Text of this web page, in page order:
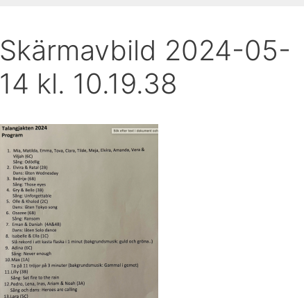
Skärmavbild 2024-05-
14 kl. 10.19.38